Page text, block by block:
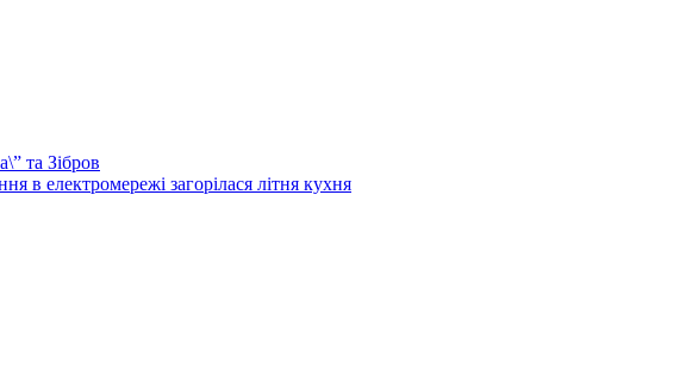
та Зібров
в електромережі загорілася літня кухня